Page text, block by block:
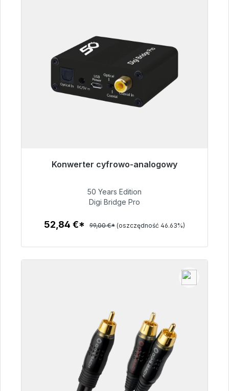
Konwerter cyfrowo-analogowy
Gotowy do natychmiastowej wysyłki, czas
52,84 €
50 Years Edition
Digi Bridge Pro
52,84 €* 99,00 €* (oszczędność 46.63%)